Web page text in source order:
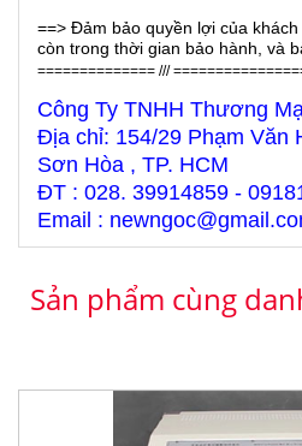
==> Đảm bảo quyền lợi của
còn trong thời gian bảo hành, và
============== ///
Công Ty TNHH Thương
Địa chỉ: 154/29 Phạm Văn
Sơn Hòa , TP. HCM
ĐT : 028. 39914859 -
Email :
Sản phẩm cùng